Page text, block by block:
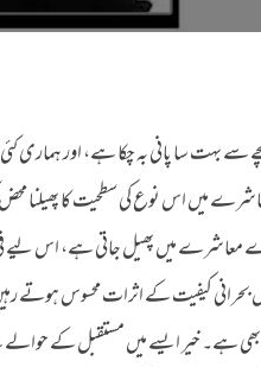
بہت سا پانی بہ چکا ہے، اور ہماری
میں اس نوع کی سطحیت کا پھیلنا محض
میں پھیل جاتی ہے، اس لیے فی
کیفیت کے اثرات محسوس ہوتے
بھی ہے۔ خیر ایسے میں مستقبل کے